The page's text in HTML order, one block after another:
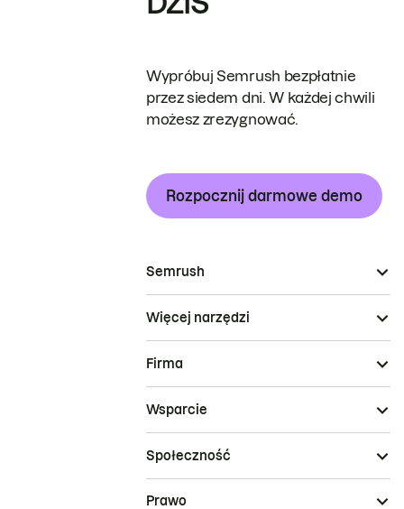
Wypróbuj Semrush bezpłatnie
przez siedem dni. W każdej chwili
możesz zrezygnować.
Rozpocznij darmowe demo
Semrush
Więcej narzędzi
Firma
Wsparcie
Społeczność
Prawo